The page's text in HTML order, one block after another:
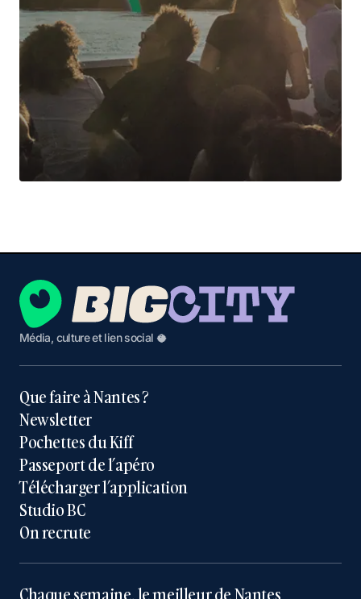
Média, culture et lien social 🥥
Que faire à Nantes ?
Newsletter
Pochettes du Kiff
Passeport de l’apéro
Télécharger l’application
Studio BC
On recrute
Chaque semaine, le meilleur de Nantes